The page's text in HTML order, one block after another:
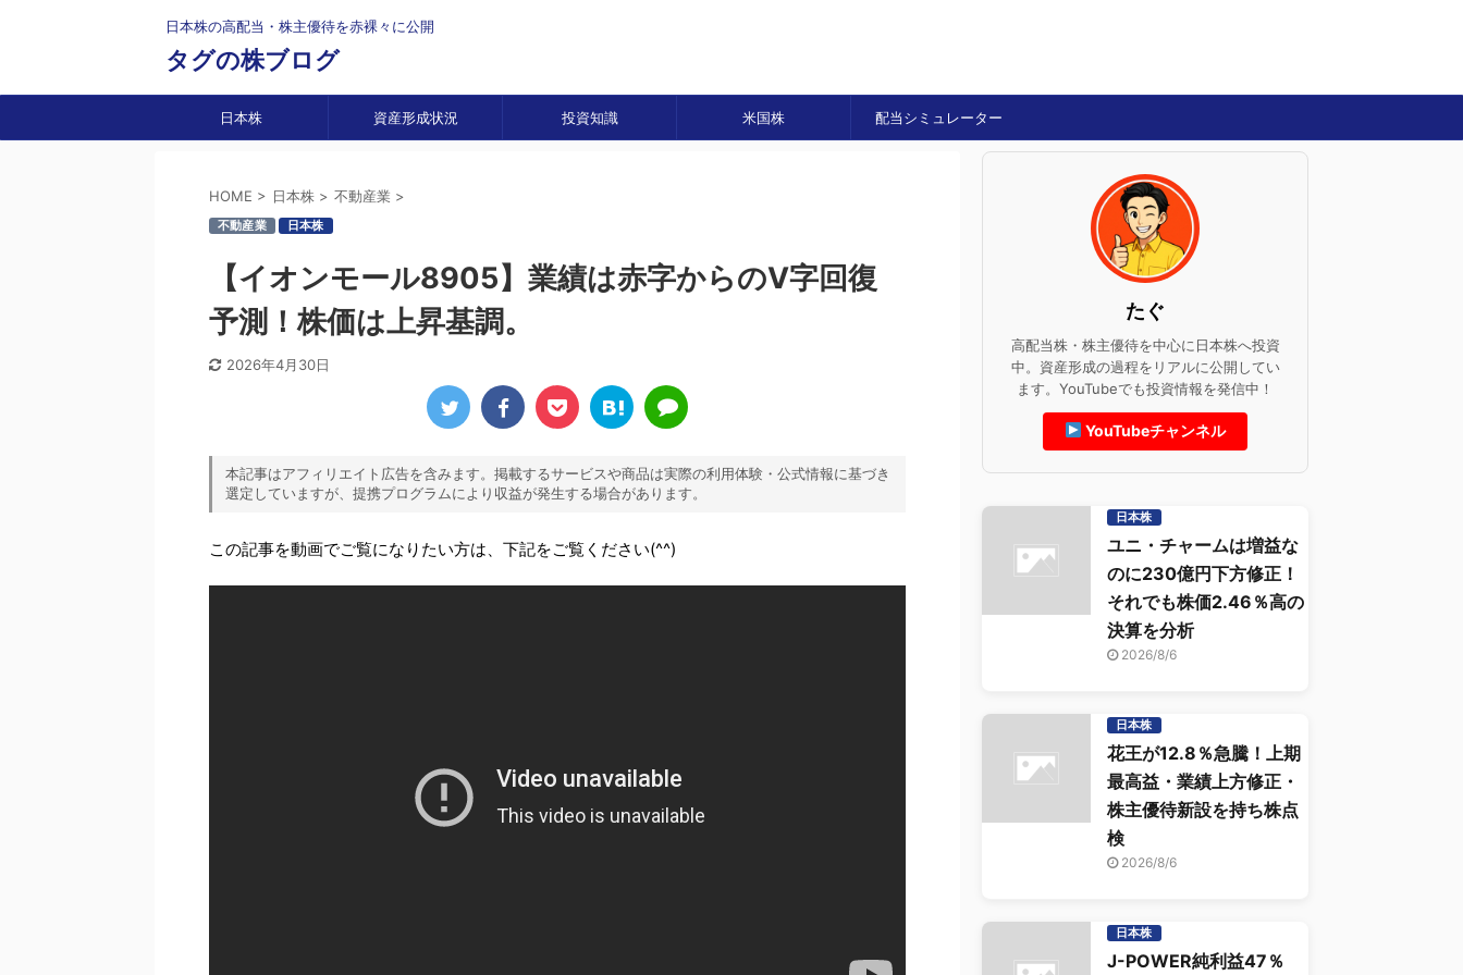
日本株の高配当・株主優待を赤裸々に公開
タグの株ブログ
日本株 資産形成状況 投資知識 米国株 配当シミュレーター
HOME > 日本株 > 不動産業 >
不動産業 日本株
【イオンモール8905】業績は赤字からのV字回復
予測！株価は上昇基調。
2026年4月30日
本記事はアフィリエイト広告を含みます。掲載するサービスや商品は実際の利用体験・公式情報に基づき
選定していますが、提携プログラムにより収益が発生する場合があります。
この記事を動画でご覧になりたい方は、下記をご覧ください(^^)
たぐ
高配当株・株主優待を中心に日本株へ投資
中。資産形成の過程をリアルに公開してい
ます。YouTubeでも投資情報を発信中！
YouTubeチャンネル
日本株
ユニ・チャームは増益な
のに230億円下方修正！
それでも株価2.46％高の
決算を分析
2026/8/6
日本株
花王が12.8％急騰！上期
最高益・業績上方修正・
株主優待新設を持ち株点
検
2026/8/6
日本株
J-POWER純利益47％